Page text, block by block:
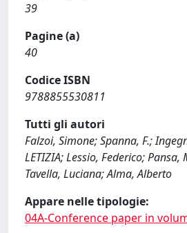
39
Pagine (a)
40
Codice ISBN
9788855530811
Tutti gli autori
Falzoi, Simone; Spanna, F.;
LETIZIA; Lessio, Federico; Pansa,
Tavella, Luciana; Alma, Alberto
Appare nelle tipologie:
04A-Conference paper in